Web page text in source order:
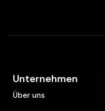
Unternehmen
Über uns